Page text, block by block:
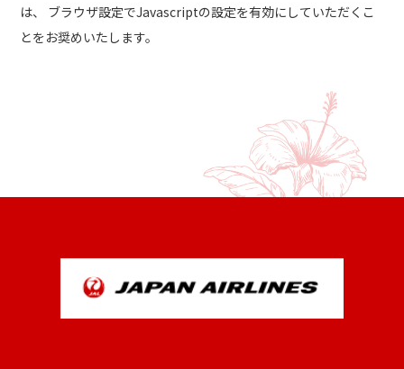
は、 ブラウザ設定でJavascriptの設定を有効にしていただくこ
とをお奨めいたします。